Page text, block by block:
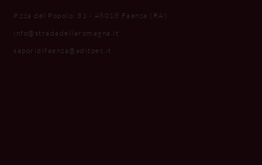
P.zza del Popolo, 31 - 48018 Faenza (RA)
info@stradadellaromagna.it
saporidifaenza@aditpec.it